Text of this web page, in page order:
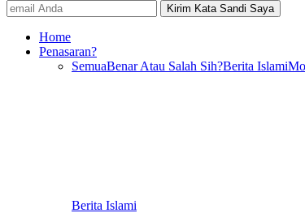
Home
Penasaran?
SemuaBenar Atau Salah Sih?Berita Islami
Berita Islami